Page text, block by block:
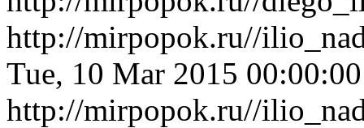
http://mirpopok.ru//
Tue, 10 Mar 2015
http://mirpopok.ru//